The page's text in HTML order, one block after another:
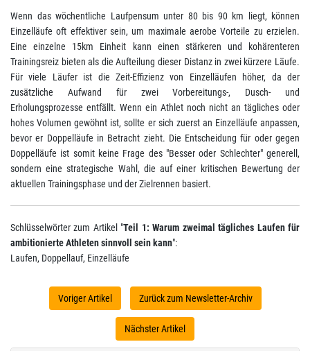
Wenn das wöchentliche Laufpensum unter 80 bis 90 km liegt, können
Einzelläufe oft effektiver sein, um maximale aerobe Vorteile zu erzielen.
Eine einzelne 15km Einheit kann einen stärkeren und kohärenteren
Trainingsreiz bieten als die Aufteilung dieser Distanz in zwei kürzere Läufe.
Für viele Läufer ist die Zeit-Effizienz von Einzelläufen höher, da der
zusätzliche Aufwand für zwei Vorbereitungs-, Dusch- und
Erholungsprozesse entfällt. Wenn ein Athlet noch nicht an tägliches oder
hohes Volumen gewöhnt ist, sollte er sich zuerst an Einzelläufe anpassen,
bevor er Doppelläufe in Betracht zieht. Die Entscheidung für oder gegen
Doppelläufe ist somit keine Frage des "Besser oder Schlechter" generell,
sondern eine strategische Wahl, die auf einer kritischen Bewertung der
aktuellen Trainingsphase und der Zielrennen basiert.
Schlüsselwörter zum Artikel "Teil 1: Warum zweimal tägliches Laufen für
ambitionierte Athleten sinnvoll sein kann":
Laufen, Doppellauf, Einzelläufe
Voriger Artikel Zurück zum Newsletter-Archiv
Nächster Artikel